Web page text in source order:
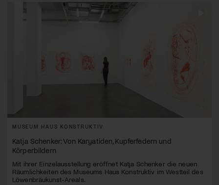
MUSEUM HAUS KONSTRUKTIV
Katja Schenker: Von Karyatiden, Kupferfedern und
Körperbildern
Mit ihrer Einzelausstellung eröffnet Katja Schenker die neuen
Räumlichkeiten des Museums Haus Konstruktiv im Westteil des
Löwenbräukunst-Areals.